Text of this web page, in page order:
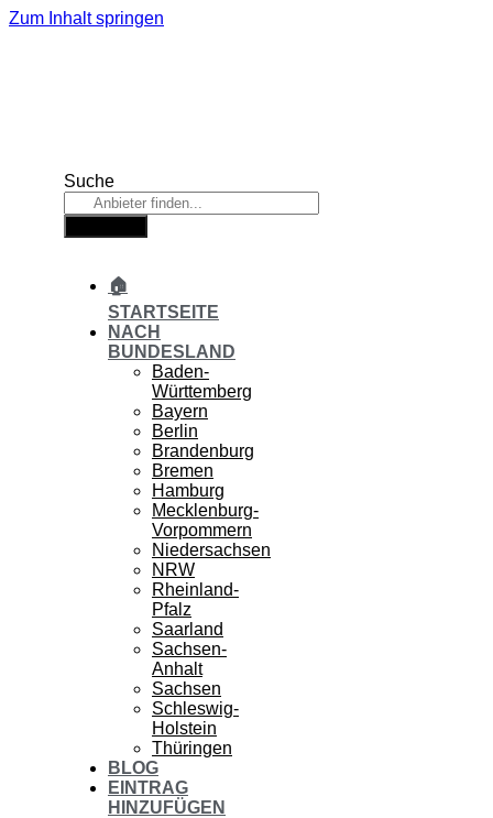
Zum Inhalt springen
Suche
🏠
STARTSEITE
NACH
BUNDESLAND
Baden-
Württemberg
Bayern
Berlin
Brandenburg
Bremen
Hamburg
Mecklenburg-
Vorpommern
Niedersachsen
NRW
Rheinland-
Pfalz
Saarland
Sachsen-
Anhalt
Sachsen
Schleswig-
Holstein
Thüringen
BLOG
EINTRAG
HINZUFÜGEN